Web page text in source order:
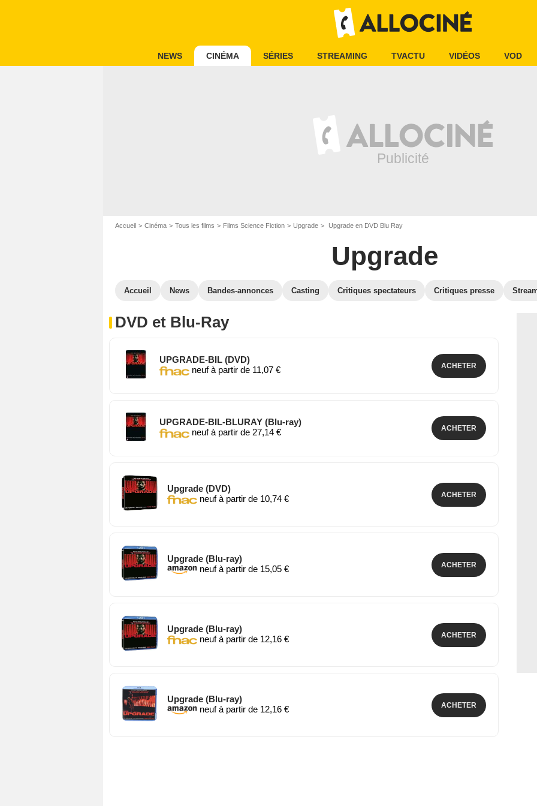
NEWS CINÉMA SÉRIES STREAMING TVACTU VIDÉOS VOD
Accueil Cinéma Tous les films Films Science Fiction Upgrade Upgrade en DVD Blu Ray
Upgrade
Accueil News Bandes-annonces Casting Critiques spectateurs Critiques presse
DVD et Blu-Ray
UPGRADE-BIL (DVD)
neuf à partir de 11,07 €
ACHETER
UPGRADE-BIL-BLURAY (Blu-ray)
neuf à partir de 27,14 €
ACHETER
Upgrade (DVD)
neuf à partir de 10,74 €
ACHETER
Upgrade (Blu-ray)
neuf à partir de 15,05 €
ACHETER
Upgrade (Blu-ray)
neuf à partir de 12,16 €
ACHETER
Upgrade (Blu-ray)
neuf à partir de 12,16 €
ACHETER